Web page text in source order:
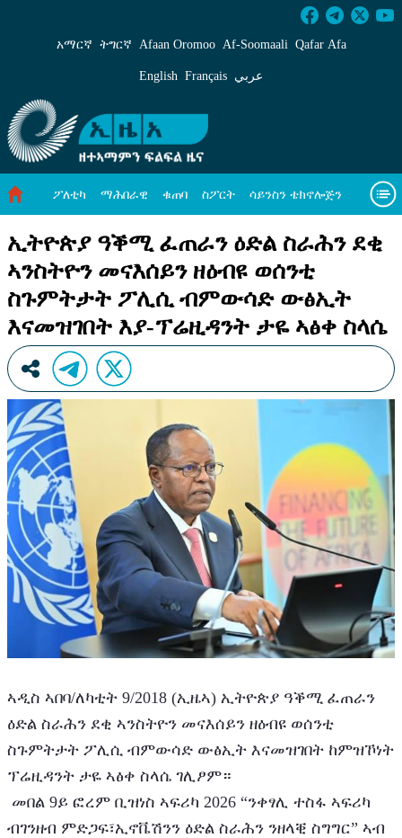
ኢትዮጵያ ዓቕሚ ፈጠራን ዕድል ስራሕን ደቂ
አማርኛ ትግርኛ Afaan Oromoo Af‑Soomaali Qafar Afa
English Français عربي
ፖለቲካ ማሕበራዊ ቁጠባ ስፖርት ሳይንስን ቴክኖሎጅን
ሓለዋ ኸባቢ ብዛዕባና
ኢትዮጵያ ዓቕሚ ፈጠራን ዕድል ስራሕን ደቂ
ኣንስትዮን መናእሰይን ዘዕብዩ ወሰንቲ
ስጉምትታት ፖሊሲ ብምውሳድ ውፅኢት
እናመዝገበት እያ-ፕሬዚዳንት ታዬ ኣፅቀ ስላሴ
ኣዲስ ኣበባ/ለካቲት 9/2018 (ኢዜኣ) ኢትዮጵያ ዓቕሚ ፈጠራን
ዕድል ስራሕን ደቂ ኣንስትዮን መናእሰይን ዘዕብዩ ወሰንቲ
ስጉምትታት ፖሊሲ ብምውሳድ ውፅኢት እናመዝገበት ከምዝኾነት
ፕሬዚዳንት ታዬ ኣፅቀ ስላሴ ገሊፆም።
ብገንዘብ ምድጋፍ፣ኢኖቬሽንን ዕድል ስራሕን ንዘላቒ ስግግር” ኣብ